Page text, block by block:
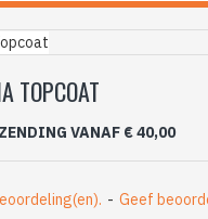
TOPCOAT
VANAF € 40,00
- Geef